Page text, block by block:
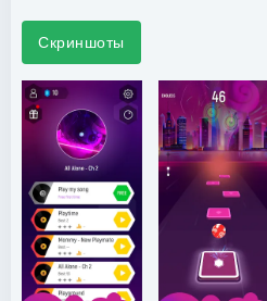
Скриншоты